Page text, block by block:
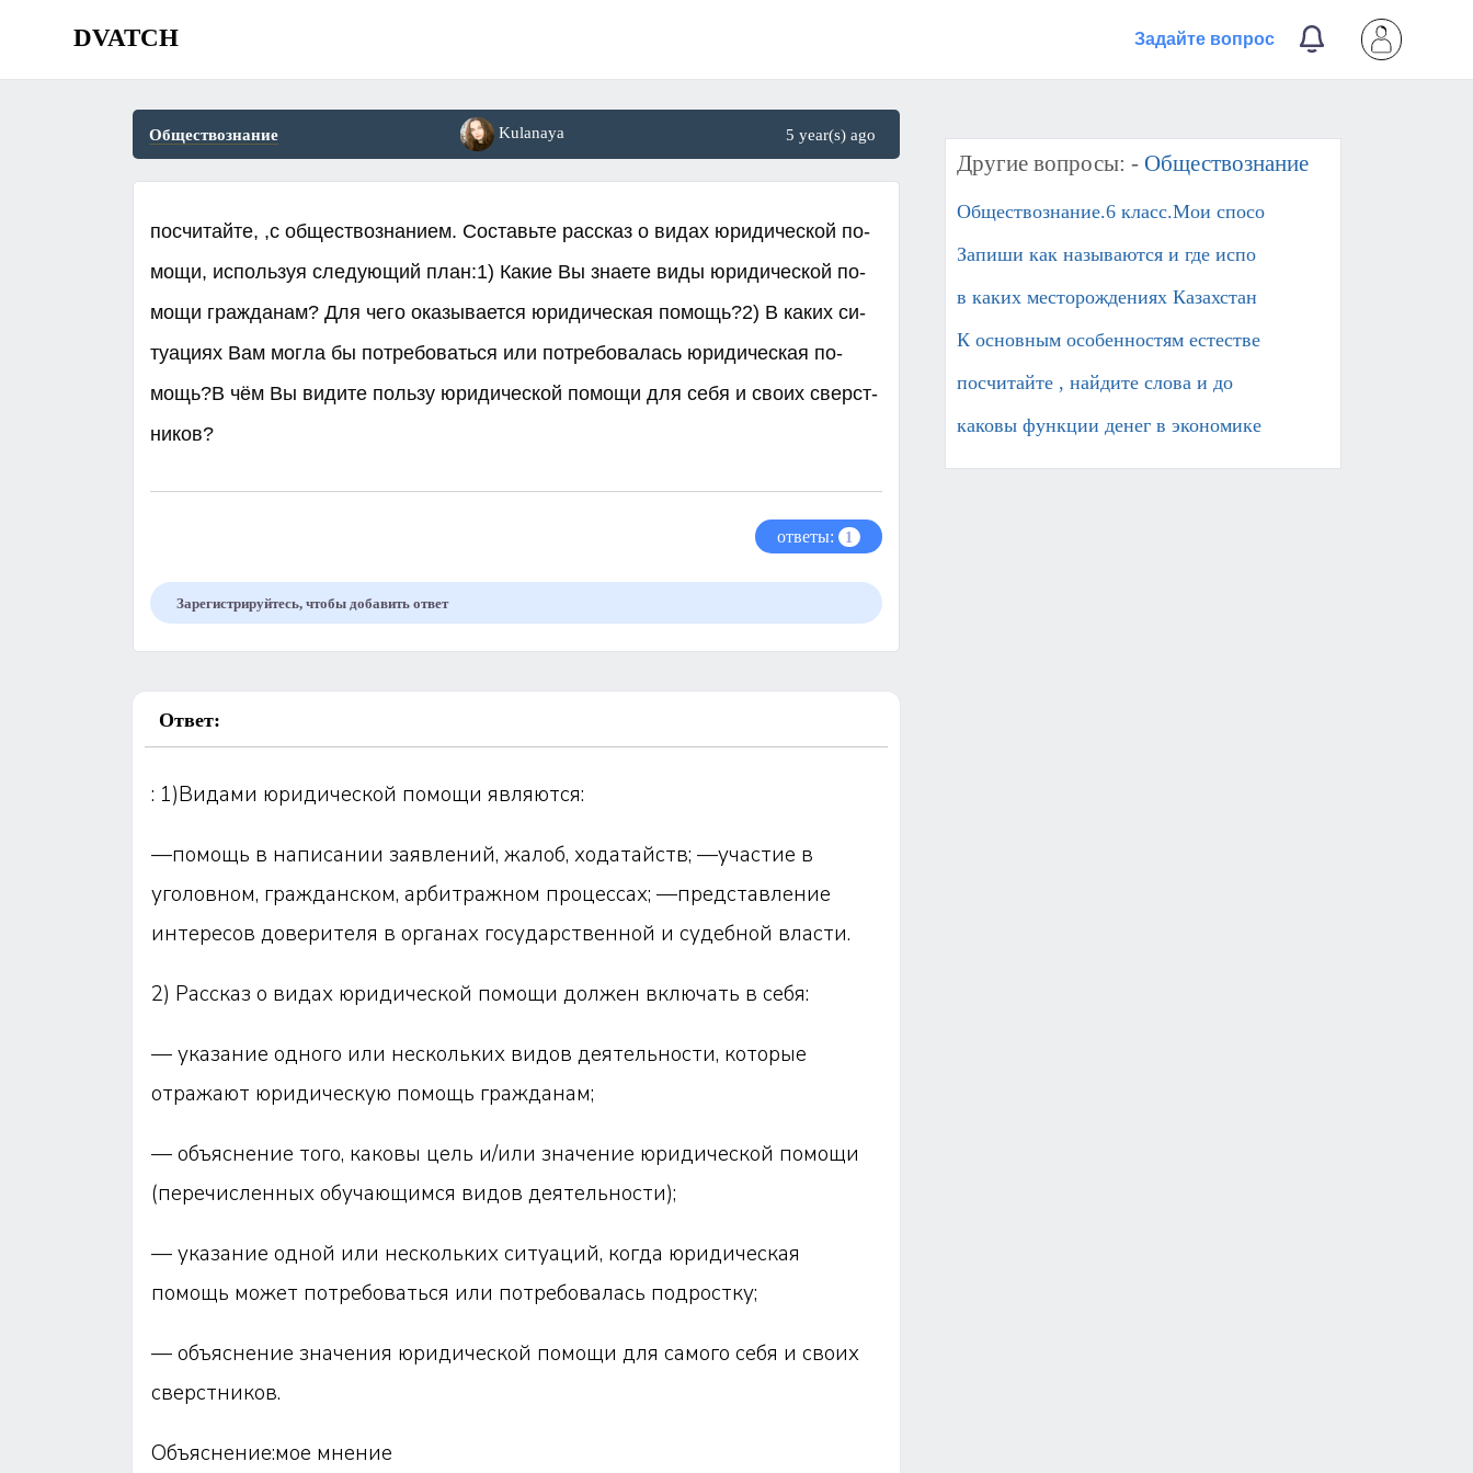
DVATCH Задайте вопрос
Обществознание Kulanaya 5 year(s) ago
посчитайте, ,с обществознанием. Со­ставь­те рас­сказ о видах юри­ди­че­ской по­
мо­щи, ис­поль­зуя сле­ду­ю­щий план:1) Какие Вы зна­е­те виды юри­ди­че­ской по­
мо­щи граж­да­нам? Для чего ока­зы­ва­ет­ся юри­ди­че­ская по­мощь?2) В каких си­
ту­а­ци­ях Вам могла бы по­тре­бо­вать­ся или по­тре­бо­ва­лась юри­ди­че­ская по­
мощь?В чём Вы ви­ди­те поль­зу юри­ди­че­ской по­мо­щи для себя и своих сверст­
ни­ков?​
ответы: 1
Зарегистрируйтесь, чтобы добавить ответ
Ответ:
: 1)Видами юридической помощи являются:
—помощь в написании заявлений, жалоб, ходатайств; —участие в
уголовном, гражданском, арбитражном процессах; —представление
интересов доверителя в органах государственной и судебной власти.
2) Рассказ о видах юридической помощи должен включать в себя:
— указание одного или нескольких видов деятельности, которые
отражают юридическую помощь гражданам;
— объяснение того, каковы цель и/или значение юридической помощи
(перечисленных обучающимся видов деятельности);
— указание одной или нескольких ситуаций, когда юридическая
помощь может потребоваться или потребовалась подростку;
— объяснение значения юридической помощи для самого себя и своих
сверстников.
Объяснение:мое мнение
Другие вопросы: - Обществознание
Обществознание.6 класс.Мои спосо
Запиши как называются и где испо
в каких месторождениях Казахстан
К основным особенностям естестве
посчитайте , найдите слова и до
каковы функции денег в экономике